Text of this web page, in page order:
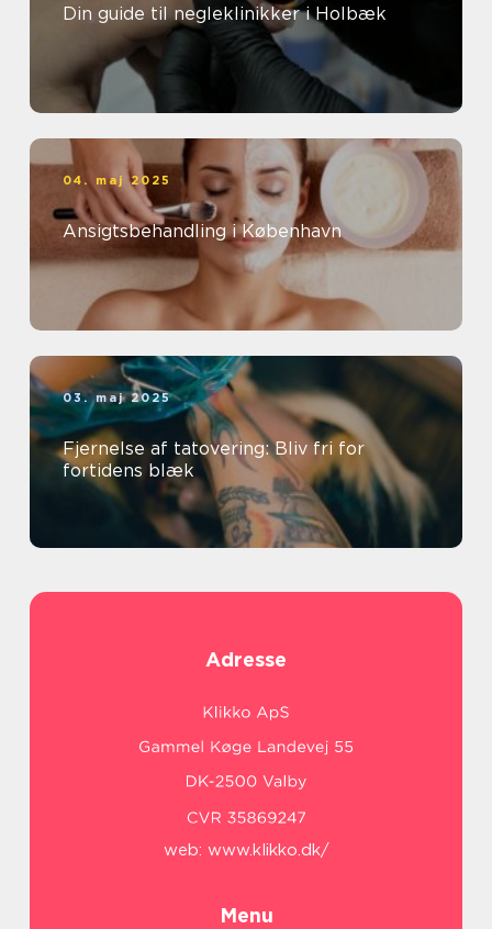
Din guide til negleklinikker i Holbæk
04. maj 2025
Ansigtsbehandling i København
03. maj 2025
Fjernelse af tatovering: Bliv fri for
fortidens blæk
Adresse
web: www.klikko.dk/
Menu